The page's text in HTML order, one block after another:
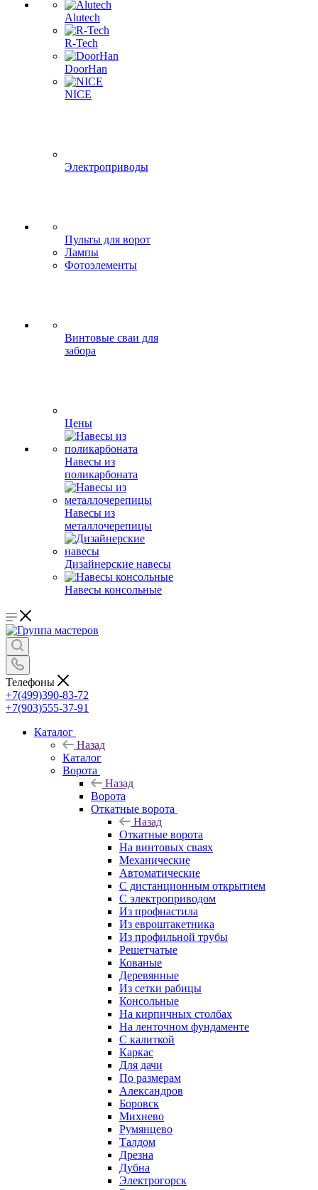
Alutech
R-Tech
DoorHan
NICE
Электроприводы
Пульты для ворот
Лампы
Фотоэлементы
Винтовые сваи для
забора
Цены
Навесы из
поликарбоната
Навесы из
металлочерепицы
Дизайнерские навесы
Навесы консольные
Телефоны
+7(499)390-83-72
+7(903)555-37-91
Каталог
Назад
Каталог
Ворота
Назад
Ворота
Откатные ворота
Назад
Откатные ворота
На винтовых сваях
Механические
Автоматические
С дистанционным открытием
С электроприводом
Из профнастила
Из евроштакетника
Из профильной трубы
Решетчатые
Кованые
Деревянные
Из сетки рабицы
Консольные
На кирпичных столбах
На ленточном фундаменте
С калиткой
Каркас
Для дачи
По размерам
Александров
Боровск
Михнево
Румянцево
Талдом
Дрезна
Дубна
Электрогорск